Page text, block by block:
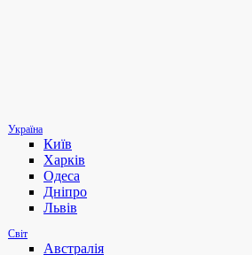
Україна
Київ
Харків
Одеса
Дніпро
Львів
Світ
Австралія